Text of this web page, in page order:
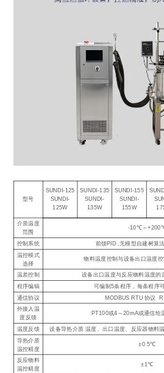
型号
SUNDI-125
SUNDI-
125W
SUNDI-135
SUNDI-
135W
SUNDI-155
SUNDI-
155W
介质温度
范围
-10℃～
控制系统
前馈PID ,无模型自建树算
温控模式
选择
物料温度控制与设备出口温度
温差控制 设备出口温度与反应物料温度的
程序编辑
可编制5条程序，每条程序
通信协议
MODBUS RTU 协议
外接入温
度反馈
PT100或4～20mA或通信给
温度反馈
设备导热介质 温度、出口温度、反应器物料
导热介质
温控精度
±0.5℃
反应物料
温控精度
±1℃